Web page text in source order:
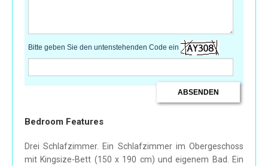
Bitte geben Sie den untenstehenden Code ein
Bedroom Features
Drei Schlafzimmer. Ein Schlafzimmer im Obergeschoss
mit Kingsize-Bett (150 x 190 cm) und eigenem Bad. Ein